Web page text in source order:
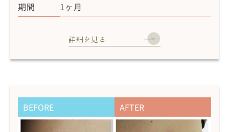
期間
1ヶ月
詳細を見る
BEFORE AFTER